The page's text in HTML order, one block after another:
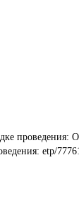
проведения:
etp/